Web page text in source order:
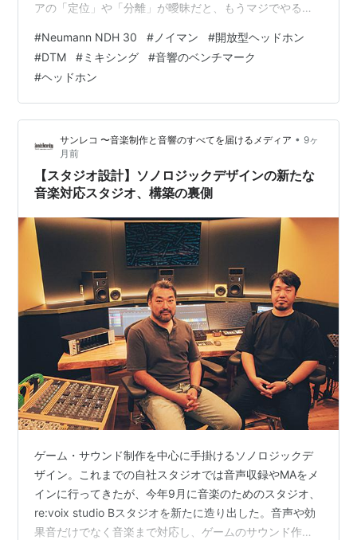
アの「定位」や「分離」が曖昧だと、もうマジでやる気
マジで悩ましいですよね。僕だけじゃないはずだ。 そん
な中で、僕らが長年「音の基準」として憧れてきたブラ
ンドが、本気でそのギャップを埋めに来たのが、
Neumann（ノイマン）の開放型ヘッドホン NDH 30かも
しれません。 憧れのノイマンが「ヘッドホン」を出す、
その意味 Neumannといえば、…
#Neumann NDH 30 # ノイマン #開放型ヘッドホン
#DTM #ミキシング #音響のベンチマーク
#ヘッドホン
サンレコ 〜音楽制作と音響のすべてを届けるメディア • 9ヶ
月前
【スタジオ設計】ソノロジックデザインの新たな
音楽対応スタジオ、構築の裏側
ゲーム・サウンド制作を中心に手掛けるソノロジックデ
ザイン。これまでの自社スタジオでは音声収録やMAをメ
インに行ってきたが、今年9月に音楽のためのスタジオ、
re:voix studio Bスタジオを新たに造り出した。音声や効
果音だけでなく音楽まで対応し、ゲームのサウンド作り